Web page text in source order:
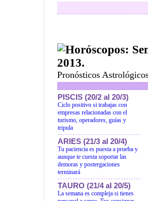
Horóscopos:
2013.
Pronósticos
PISCIS (20/2 al 20/3)
Ciclo positivo si trabajas con
empresas relacionadas con el
turismo, operadores, guías y
tripula
ARIES (21/3 al 20/4)
Tu paciencia es puesta a prueba y
aunque te cuesta soportar las
demoras y postergaciones
terminará
TAURO (21/4 al 20/5)
La semana es compleja si tienes